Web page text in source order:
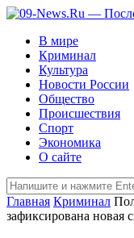
В мире
Криминал
Культура
Новости России
Общество
Происшествия
Спорт
Экономика
О сайте
Главная Криминал
зафиксирована новая